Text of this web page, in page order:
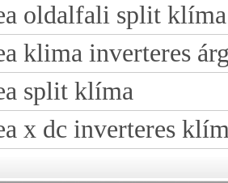
oldalfali split klíma
klima inverteres
split klíma
x dc inverteres